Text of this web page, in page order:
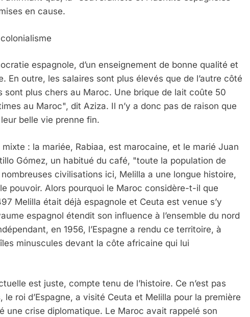
en cause.
espagnole, d’un enseignement de bonne qualité et
En outre, les salaires sont plus élevés que de l’autre côté
plus chers au Maroc. Une brique de lait coûte 50
au Maroc", dit Aziza. Il n’y a donc pas de raison que
belle vie prenne fin.
: la mariée, Rabiaa, est marocaine, et le marié Juan
Gómez, un habitué du café, "toute la population de
civilisations ici, Melilla a une longue histoire,
pouvoir. Alors pourquoi le Maroc considère-t-il que
Melilla était déjà espagnole et Ceuta est venue s’y
espagnol étendit son influence à l’ensemble du nord
en 1956, l’Espagne a rendu ce territoire, à
minuscules devant la côte africaine qui lui
est juste, compte tenu de l’histoire. Ce n’est pas
le roi d’Espagne, a visité Ceuta et Melilla pour la première
une crise diplomatique. Le Maroc avait rappelé son